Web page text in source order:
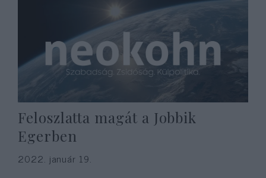
Feloszlatta magát a Jobbik
Egerben
2022. január 19.